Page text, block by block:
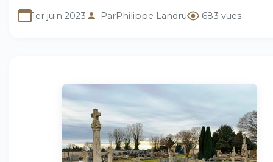
1er juin 2023 ParPhilippe Landru 683 vues